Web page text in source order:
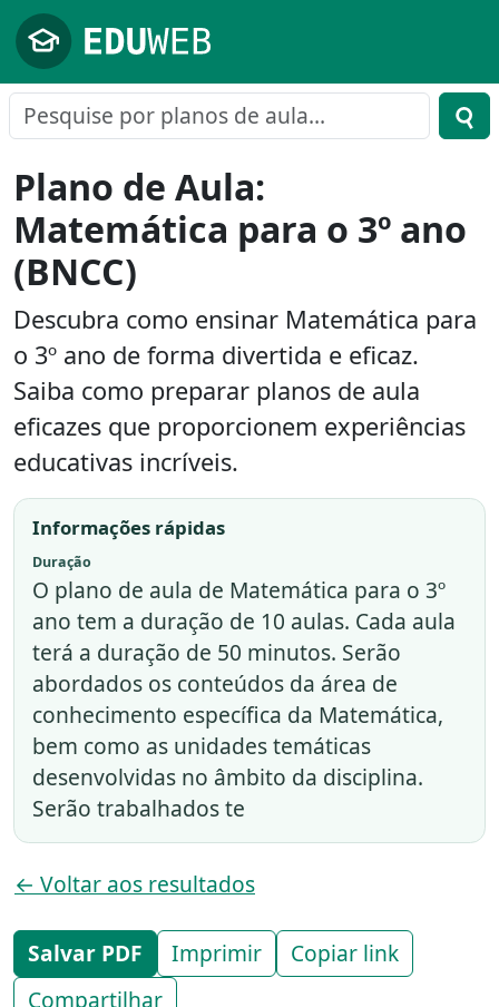
Pular para o conteúdo principal
Plano de Aula:
Matemática para o 3º ano
(BNCC)
Descubra como ensinar Matemática para
o 3º ano de forma divertida e eficaz.
Saiba como preparar planos de aula
eficazes que proporcionem experiências
educativas incríveis.
Informações rápidas
Duração
O plano de aula de Matemática para o 3º
ano tem a duração de 10 aulas. Cada aula
terá a duração de 50 minutos. Serão
abordados os conteúdos da área de
conhecimento específica da Matemática,
bem como as unidades temáticas
desenvolvidas no âmbito da disciplina.
Serão trabalhados te
← Voltar aos resultados
Salvar PDF Imprimir
Copiar link
Compartilhar